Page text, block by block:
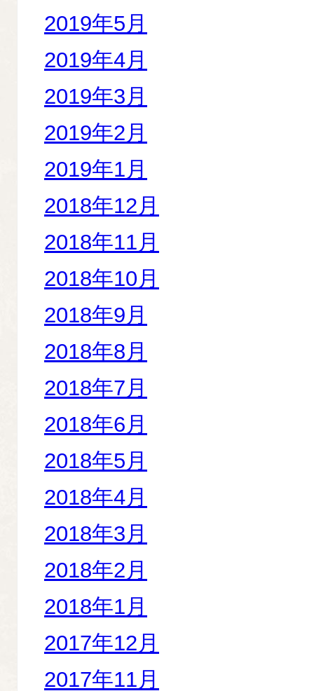
2019年5月
2019年4月
2019年3月
2019年2月
2019年1月
2018年12月
2018年11月
2018年10月
2018年9月
2018年8月
2018年7月
2018年6月
2018年5月
2018年4月
2018年3月
2018年2月
2018年1月
2017年12月
2017年11月